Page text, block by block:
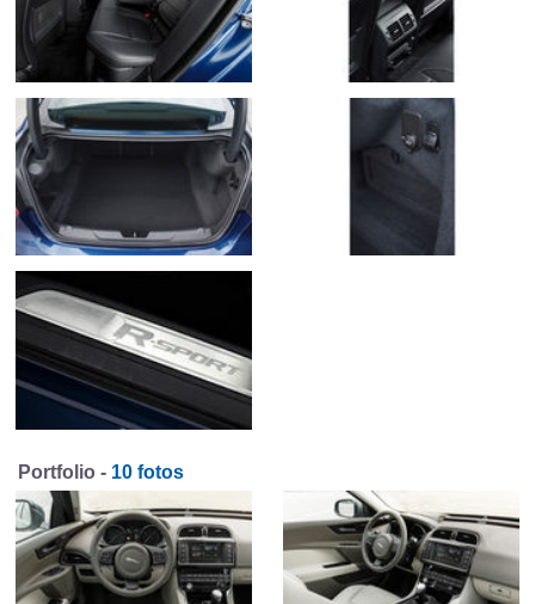
Portfolio - 10 fotos